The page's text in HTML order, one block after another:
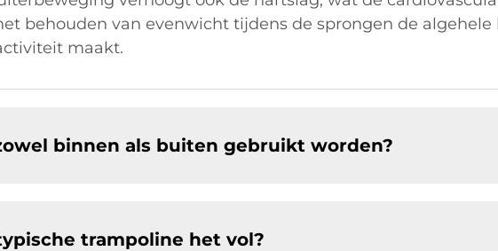
behouden van evenwicht tijdens de sprongen de
maakt.
binnen als buiten gebruikt worden?
trampoline het vol?